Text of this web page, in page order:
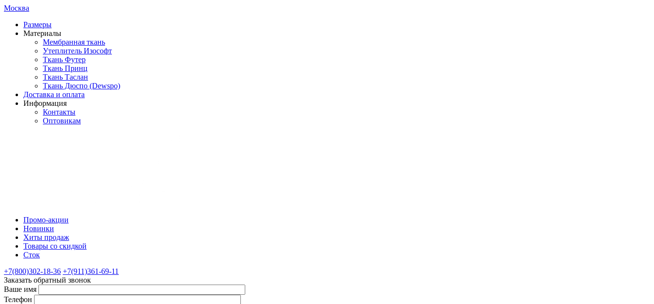
Москва
Размеры
Материалы
Мембранная ткань
Утеплитель Изософт
Ткань Футер
Ткань Принц
Ткань Таслан
Ткань Дюспо (Dewspo)
Доставка и оплата
Информация
Контакты
Оптовикам
Промо-акции
Новинки
Хиты продаж
Товары со скидкой
Сток
+7(800)302-18-36 +7(911)361-69-11
Заказать обратный звонок
Ваше имя
Телефон